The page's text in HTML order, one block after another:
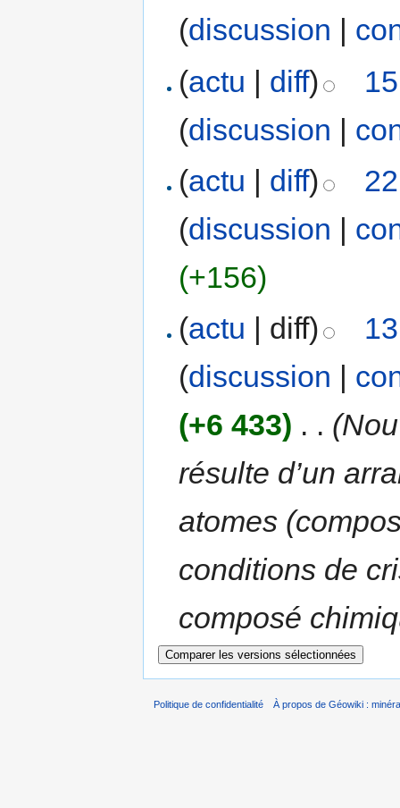
(discussion |
(actu | diff)
(discussion |
(actu | diff)
(discussion |
(+156)
(actu | diff)
(discussion
(+6 433) . .
résulte d’un
atomes
conditions de
composé
Politique de confidentialité À propos de Géowiki :